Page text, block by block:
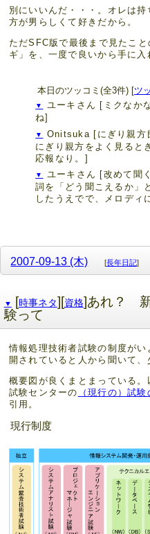
別にいいんだ・・・。オレは
方が男らしくて好きだから。
ただSFC版で最後まで見たこ
ギ」を、一度で良いから手に入
本日のツッコミ(全3件) [ツ
▼ ユーキさん [ミクなか
ね]
▼ Onitsuka [にぎり親方
にぎり親方をよく見ると
応報なり。]
▼ ユーキさん [改めて聞
詞を「どう聞こえるか」
したうえでで、メロディ
2007-09-13 (木) [長年日記]
▼ [時事ネタ][資格]あれ？ 新
験って
情報処理技術者試験の制度が
開されていると人から聞いて、
概要図が良くまとまっている
試験センターの
（現行の）試験
引用。
現行制度